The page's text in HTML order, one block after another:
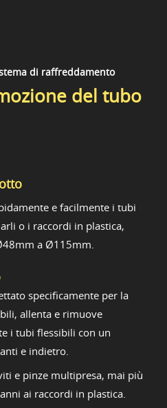
di raffreddamento
del tubo
e facilmente i tubi
o i raccordi in plastica,
a Ø115mm.
specificamente per la
allenta e rimuove
i tubi flessibili con un
e indietro.
e pinze multipresa, mai più
ai raccordi in plastica.